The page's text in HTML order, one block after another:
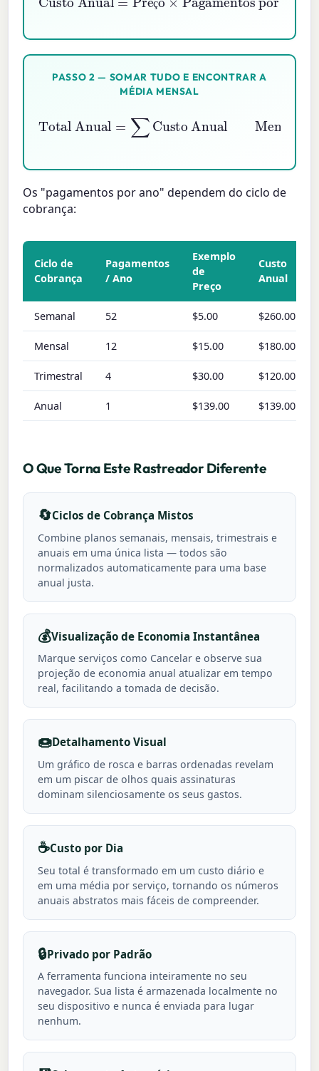
ç
PASSO 2 — SOMAR TUDO E ENCONTRAR A
MÉDIA MENSAL
Os "pagamentos por ano" dependem do ciclo de
cobrança:
Ciclo de
Cobrança
Pagamentos
/ Ano
Exemplo
de
Preço
Custo
Anual
Semanal 52 $5.00 $260.00
Mensal 12 $15.00 $180.00
Trimestral 4 $30.00 $120.00
Anual 1 $139.00 $139.00
O Que Torna Este Rastreador Diferente
🔄Ciclos de Cobrança Mistos
Combine planos semanais, mensais, trimestrais e
anuais em uma única lista — todos são
normalizados automaticamente para uma base
anual justa.
💰Visualização de Economia Instantânea
Marque serviços como Cancelar e observe sua
projeção de economia anual atualizar em tempo
real, facilitando a tomada de decisão.
🍩Detalhamento Visual
Um gráfico de rosca e barras ordenadas revelam
em um piscar de olhos quais assinaturas
dominam silenciosamente os seus gastos.
☕Custo por Dia
Seu total é transformado em um custo diário e
em uma média por serviço, tornando os números
anuais abstratos mais fáceis de compreender.
🔒Privado por Padrão
A ferramenta funciona inteiramente no seu
navegador. Sua lista é armazenada localmente no
seu dispositivo e nunca é enviada para lugar
nenhum.